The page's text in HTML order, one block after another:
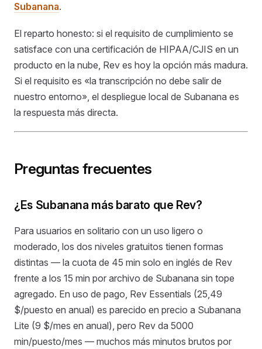
Subanana.
El reparto honesto: si el requisito de cumplimiento se
satisface con una certificación de HIPAA/CJIS en un
producto en la nube, Rev es hoy la opción más madura.
Si el requisito es «la transcripción no debe salir de
nuestro entorno», el despliegue local de Subanana es
la respuesta más directa.
Preguntas frecuentes
¿Es Subanana más barato que Rev?
Para usuarios en solitario con un uso ligero o
moderado, los dos niveles gratuitos tienen formas
distintas — la cuota de 45 min solo en inglés de Rev
frente a los 15 min por archivo de Subanana sin tope
agregado. En uso de pago, Rev Essentials (25,49
$/puesto en anual) es parecido en precio a Subanana
Lite (9 $/mes en anual), pero Rev da 5000
min/puesto/mes — muchos más minutos brutos por